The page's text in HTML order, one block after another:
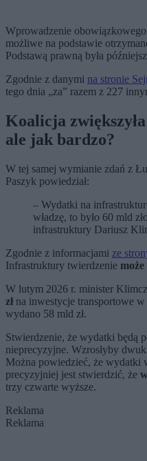
Wprowadzenie
możliwe na podstawie
Podstawą prawną była
Zgodnie z danymi na stronie
tego dnia „za” razem z 227
Koalicja
ale jak bardzo?
W tej samej wymianie zdań z
Paszyk powiedział:
– Wydatki na
władzę, to było 60 mld
infrastruktury Dariusz
Zgodnie z informacjami ze
Infrastruktury twierdzenie
W lutym 2026 r. minister
zł na inwestycje transportowe
wydano 58 mld zł.
Stwierdzenie, że wydatki będą
nieprecyzyjne. Wzrosłyby
Można powiedzieć, że wydatki
precyzyjniej jest stwierdzić, że
trzy czwarte wyższe.
Reklama
Reklama